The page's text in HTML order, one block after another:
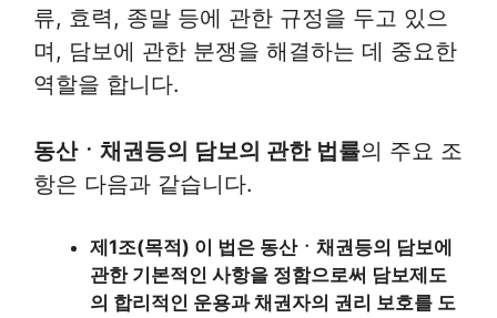
류, 효력, 종말 등에 관한 규정을 두고 있으
며, 담보에 관한 분쟁을 해결하는 데 중요한
역할을 합니다.
동산ㆍ채권등의 담보의 관한 법률의 주요 조
항은 다음과 같습니다.
제1조(목적) 이 법은 동산ㆍ채권등의 담보에
관한 기본적인 사항을 정함으로써 담보제도
의 합리적인 운용과 채권자의 권리 보호를 도